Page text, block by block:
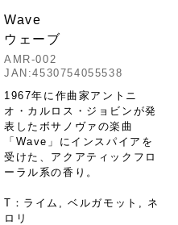
Wave
ウェーブ
AMR-002
JAN:4530754055538
1967年に作曲家アントニ
オ・カルロス・ジョビンが発
表したボサノヴァの楽曲
「Wave」にインスパイアを
受けた、アクアティックフロ
ーラル系の香り。
T：ライム, ベルガモット, ネ
ロリ